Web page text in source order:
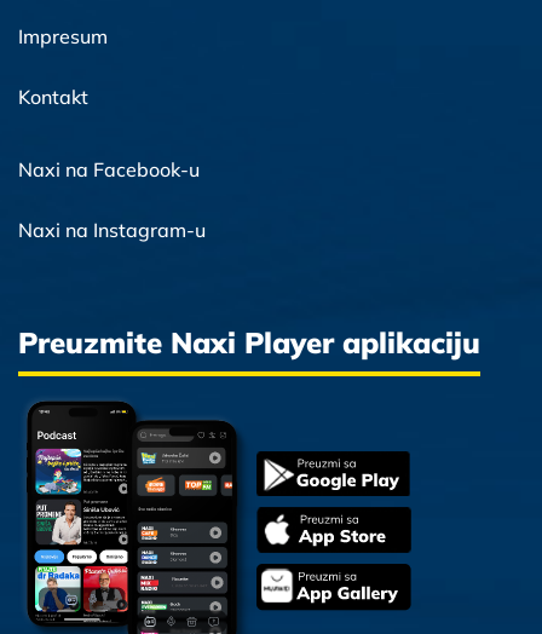
Impresum
Kontakt
Naxi na Facebook-u
Naxi na Instagram-u
Preuzmite Naxi Player aplikaciju